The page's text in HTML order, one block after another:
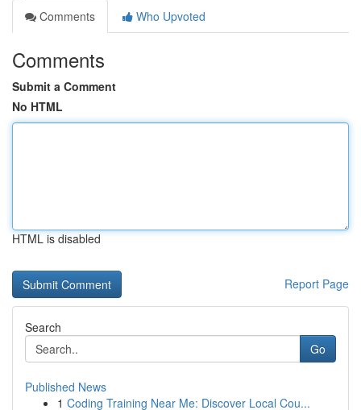
Comments
Who Upvoted
Comments
Submit a Comment
No HTML
HTML is disabled
Report Page
Search
Go
Published News
1 Coding Training Near Me: Discover Local Cou...